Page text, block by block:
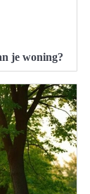
je woning?